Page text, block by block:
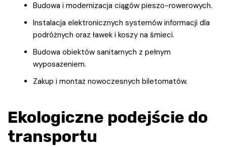
Budowa i modernizacja ciągów pieszo-rowerowych.
Instalacja elektronicznych systemów informacji dla
podróżnych oraz ławek i koszy na śmieci.
Budowa obiektów sanitarnych z pełnym
wyposażeniem.
Zakup i montaż nowoczesnych biletomatów.
Ekologiczne podejście do
transportu